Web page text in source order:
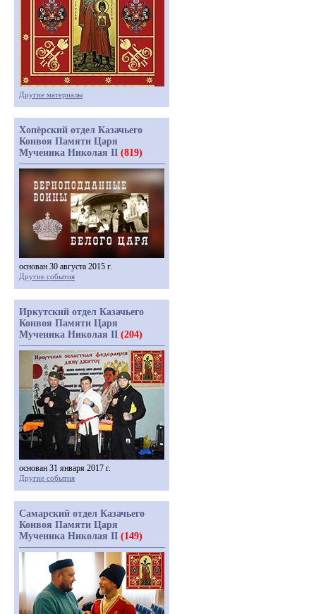
Другие материалы
Хопёрский отдел Казачьего
Конвоя Памяти Царя
Мученика Николая II (819)
основан 30 августа 2015 г.
Другие события
Иркутский отдел Казачьего
Конвоя Памяти Царя
Мученика Николая II (204)
основан 31 января 2017 г.
Другие события
Самарский отдел Казачьего
Конвоя Памяти Царя
Мученика Николая II (149)